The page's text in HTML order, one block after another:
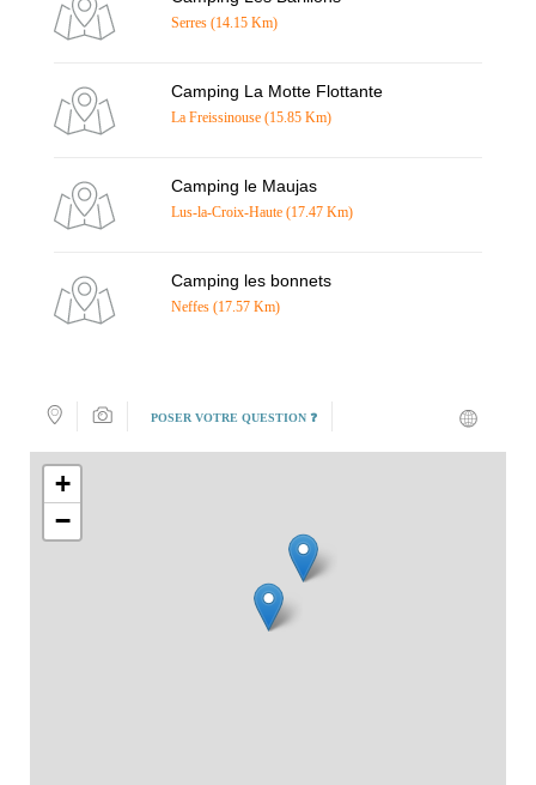
Serres (14.15 Km)
Camping La Motte Flottante
La Freissinouse (15.85 Km)
Camping le Maujas
Lus-la-Croix-Haute (17.47 Km)
Camping les bonnets
Neffes (17.57 Km)
POSER VOTRE QUESTION ❓
+
−